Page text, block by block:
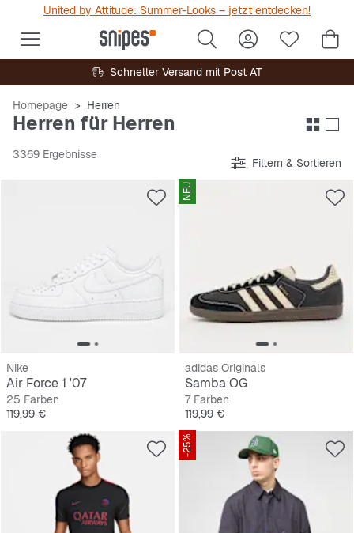
United by Attitude: Summer-Looks – jetzt entdecken!
Schneller Versand mit Post AT
Homepage Herren
Herren für Herren
3369 Ergebnisse
Filtern & Sortieren
Nike
Air Force 1 '07
25 Farben
Preis
119,99 €
NEU
adidas Originals
Samba OG
7 Farben
Preis
119,99 €
-25%